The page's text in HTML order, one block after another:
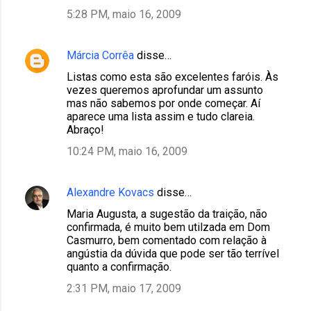
5:28 PM, maio 16, 2009
Márcia Corrêa disse…
Listas como esta são excelentes faróis. Às
vezes queremos aprofundar um assunto
mas não sabemos por onde começar. Aí
aparece uma lista assim e tudo clareia.
Abraço!
10:24 PM, maio 16, 2009
Alexandre Kovacs disse…
Maria Augusta, a sugestão da traição, não
confirmada, é muito bem utilzada em Dom
Casmurro, bem comentado com relação à
angústia da dúvida que pode ser tão terrível
quanto a confirmação.
2:31 PM, maio 17, 2009